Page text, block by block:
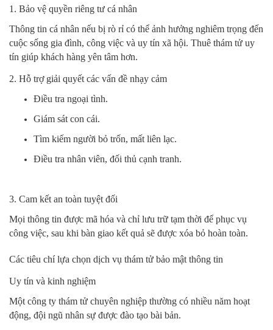
1. Bảo vệ quyền riêng tư cá nhân
Thông tin cá nhân nếu bị rò rỉ có thể ảnh hưởng nghiêm trọng đến
cuộc sống gia đình, công việc và uy tín xã hội. Thuê thám tử uy
tín giúp khách hàng yên tâm hơn.
2. Hỗ trợ giải quyết các vấn đề nhạy cảm
Điều tra ngoại tình.
Giám sát con cái.
Tìm kiếm người bỏ trốn, mất liên lạc.
Điều tra nhân viên, đối thủ cạnh tranh.
3. Cam kết an toàn tuyệt đối
Mọi thông tin được mã hóa và chỉ lưu trữ tạm thời để phục vụ
công việc, sau khi bàn giao kết quả sẽ được xóa bỏ hoàn toàn.
Các tiêu chí lựa chọn dịch vụ thám tử bảo mật thông tin
Uy tín và kinh nghiệm
Một công ty thám tử chuyên nghiệp thường có nhiều năm hoạt
động, đội ngũ nhân sự được đào tạo bài bản.